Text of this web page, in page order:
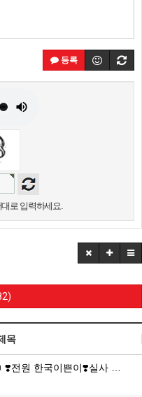
등록
로 입력하세요.
목
❣️전원 한국이쁜이❣️실사 …